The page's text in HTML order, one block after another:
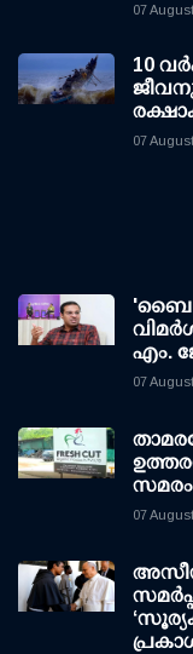
07 August
10
07 August
'ബൈ
എം.
07 August
സമരം
07 August